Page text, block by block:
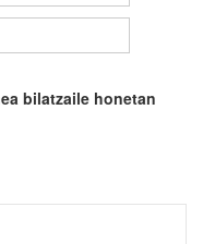
bilatzaile honetan